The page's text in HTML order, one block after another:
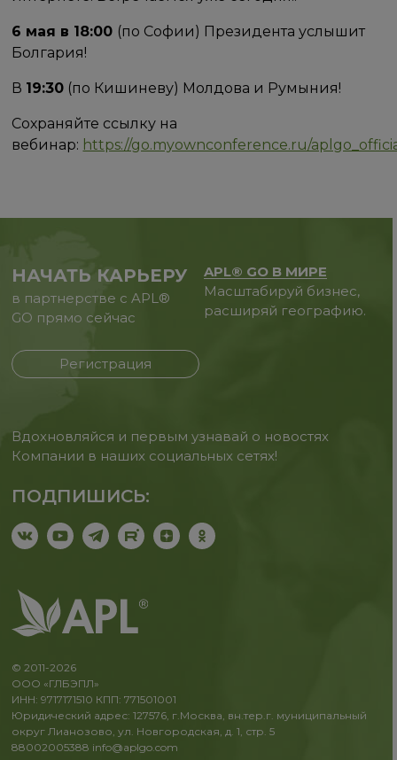
6 мая в 18:00 (по Софии) Президента услышит
Болгария!
В 19:30 (по Кишиневу) Молдова и Румыния!
Сохраняйте ссылку на
вебинар: https://go.myownconference.ru/
НАЧАТЬ КАРЬЕРУ
в партнерстве с APL®
GO прямо сейчас
Регистрация
APL® GO В МИРЕ
Масштабируй бизнес,
расширяй географию.
Вдохновляйся и первым узнавай о новостях
Компании в наших социальных сетях!
ПОДПИШИСЬ:
© 2011-2026
ООО «ГЛБЭПЛ»
ИНН: 9717171510 КПП: 771501001
Юридический адрес: 127576, г.Москва, вн.тер.г. муниципальный
округ Лианозово, ул. Новгородская, д. 1, стр. 5
88002005388 info@aplgo.com